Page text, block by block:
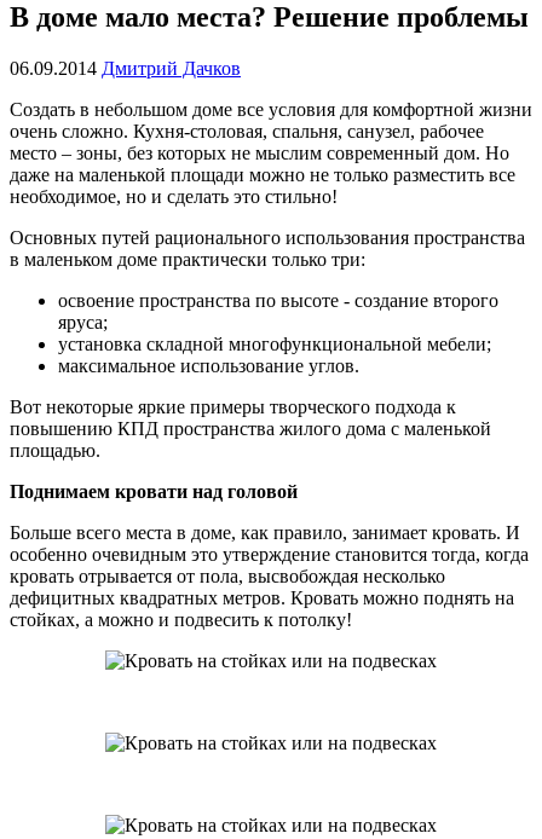
В доме мало места? Решение проблемы
06.09.2014 Дмитрий Дачков
Создать в небольшом доме все условия для комфортной жизни
очень сложно. Кухня-столовая, спальня, санузел, рабочее
место – зоны, без которых не мыслим современный дом. Но
даже на маленькой площади можно не только разместить все
необходимое, но и сделать это стильно!
Основных путей рационального использования пространства
в маленьком доме практически только три:
освоение пространства по высоте - создание второго
яруса;
установка складной многофункциональной мебели;
максимальное использование углов.
Вот некоторые яркие примеры творческого подхода к
повышению КПД пространства жилого дома с маленькой
площадью.
Поднимаем кровати над головой
Больше всего места в доме, как правило, занимает кровать. И
особенно очевидным это утверждение становится тогда, когда
кровать отрывается от пола, высвобождая несколько
дефицитных квадратных метров. Кровать можно поднять на
стойках, а можно и подвесить к потолку!